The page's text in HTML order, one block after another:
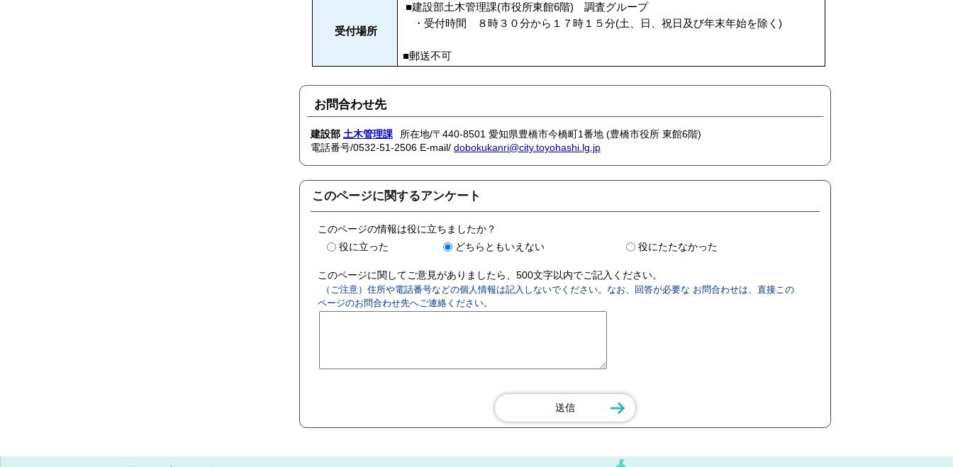
受付場所
■建設部土木管理課(市役所東館6階) 調査グループ
・受付時間 ８時３０分から１７時１５分(土、日、祝日及び年末年始を除く)
■郵送不可
お問合わせ先
建設部 土木管理課
所在地/〒440-8501 愛知県豊橋市今橋町1番地 (豊橋市役所 東館6階)
電話番号/0532-51-2506 E-mail/ dobokukanri@city.toyohashi.lg.jp
このページに関するアンケート
このページの情報は役に立ちましたか？
役に立った
どちらともいえない 役にたたなかった
このページに関してご意見がありましたら、500文字以内でご記入ください。
（ご注意）住所や電話番号などの個人情報は記入しないでください。なお、回答が必要な お問合わせは、直接この
ページのお問合わせ先へご連絡ください。